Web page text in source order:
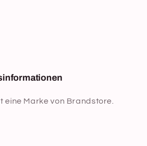
eine Marke von Brandstore.